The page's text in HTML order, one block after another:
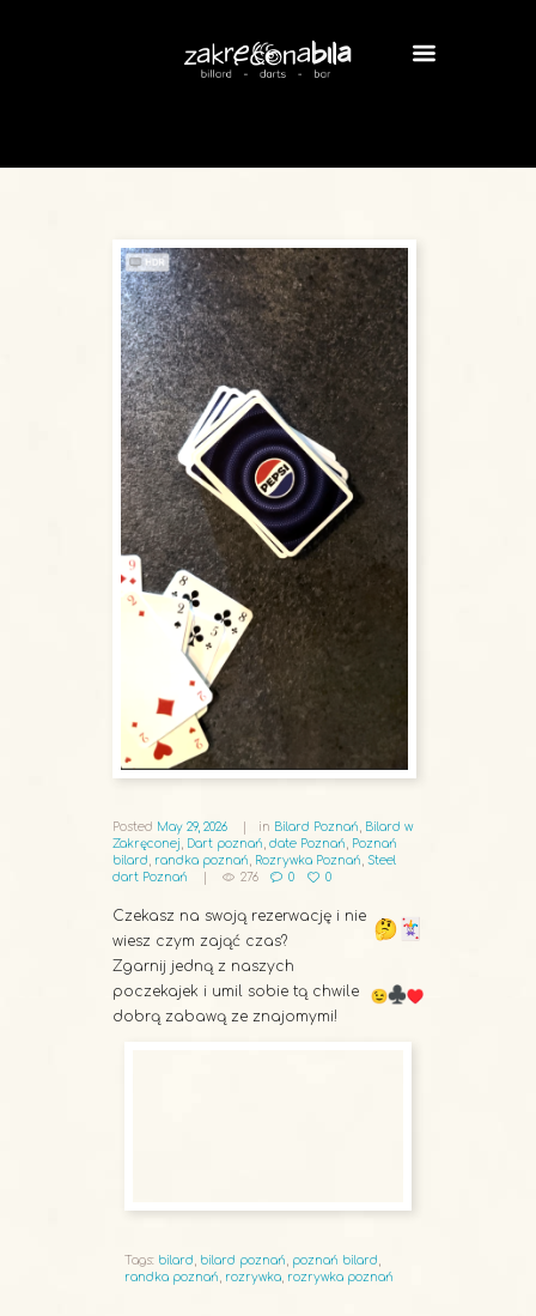
Posted May 29, 2026 in Bilard Poznań
Bilard w
Zakręconej
Dart poznań date Poznań
Poznań
bilard
randka poznań Rozrywka Poznań Steel
dart Poznań
276 0 0
Czekasz na swoją rezerwację i nie
wiesz czym zająć czas?
Zgarnij jedną z naszych
poczekajek i umil sobie tą chwile
dobrą zabawą ze znajomymi!
Tags: bilard bilard poznań poznań bilard
randka poznań
rozrywka rozrywka poznań